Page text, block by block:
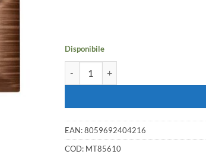
prezzo
Disponibile
EAN:8059692404216
COD: MT85610